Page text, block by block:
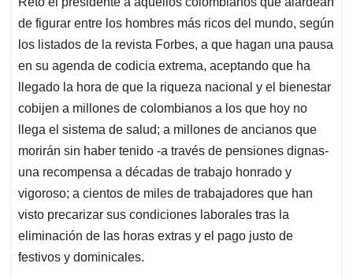
de figurar entre los hombres más ricos del mundo, según
los listados de la revista Forbes, a que hagan una pausa
en su agenda de codicia extrema, aceptando que ha
llegado la hora de que la riqueza nacional y el bienestar
cobijen a millones de colombianos a los que hoy no
llega el sistema de salud; a millones de ancianos que
morirán sin haber tenido -a través de pensiones dignas-
una recompensa a décadas de trabajo honrado y
vigoroso; a cientos de miles de trabajadores que han
visto precarizar sus condiciones laborales tras la
eliminación de las horas extras y el pago justo de
festivos y dominicales.